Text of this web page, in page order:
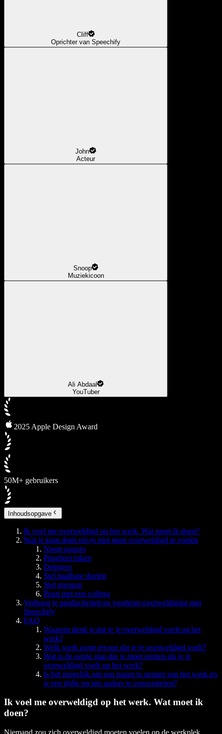
Cliff
Oprichter van Speechify
John
Acteur
Snoop
Muziekicoon
Ali Abdaal
YouTuber
2025 Apple Design Award
50M+ gebruikers
Inhoudsopgave
Ik voel me overweldigd op het werk. Wat moet ik doen?
Wat je kunt doen om je niet meer overweldigd te voelen
Neem pauzes
Prioriteer taken
Delegeer
Stel haalbare doelen
Stel grenzen
Praat met een collega
Verhoog je productiviteit en voorkom overweldiging met
Speechify
FAQ
Waarom denk je dat je je overweldigd voelt op het
werk?
Welk werk zorgt ervoor dat je je overweldigd voelt?
Wat is de eerste stap die je moet nemen als je je
overweldigd voelt op het werk?
Is het mogelijk om een pauze te nemen van het werk en
je een tijdje op iets anders te concentreren?
Ik voel me overweldigd op het werk. Wat moet ik
doen?